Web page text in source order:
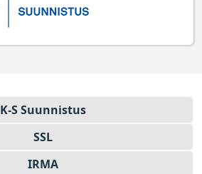
K-S Suun­nistus
SSL
IRMA